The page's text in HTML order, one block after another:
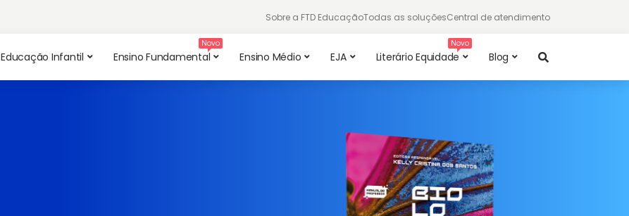
Sobre a FTD EducaçãoTodas as soluçõesCentral de atendimento
Educação Infantil Ensino Fundamental Ensino Médio EJA Literário Equidade Blog